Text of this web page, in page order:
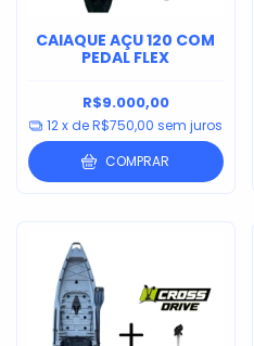
CAIAQUE AÇU 120 COM
PEDAL FLEX
R$9.000,00
12x deR$750,00 sem juros
COMPRAR